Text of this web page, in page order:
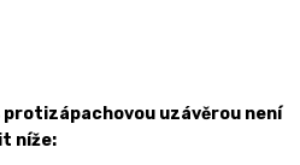
uzávěrou není
níže: